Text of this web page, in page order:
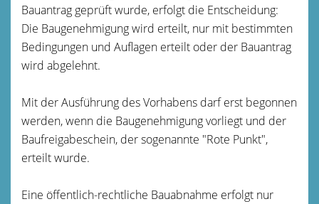
Bauantrag geprüft wurde, erfolgt die Entscheidung:
Die Baugenehmigung wird erteilt, nur mit bestimmten
Bedingungen und Auflagen erteilt oder der Bauantrag
wird abgelehnt.
Mit der Ausführung des Vorhabens darf erst begonnen
werden, wenn die Baugenehmigung vorliegt und der
Baufreigabeschein, der sogenannte "Rote Punkt",
erteilt wurde.
Eine öffentlich-rechtliche Bauabnahme erfolgt nur